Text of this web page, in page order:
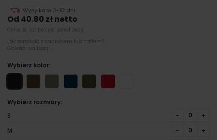
Wysyłka w 3-10 dni
Od 40.80 zł netto
Cena za szt bez personalizacji
Jak zamówić z nadrukiem lub haftem? ›
Galeria realizacji ›
Wybierz kolor:
Wybierz rozmiary:
S
− +
M − +